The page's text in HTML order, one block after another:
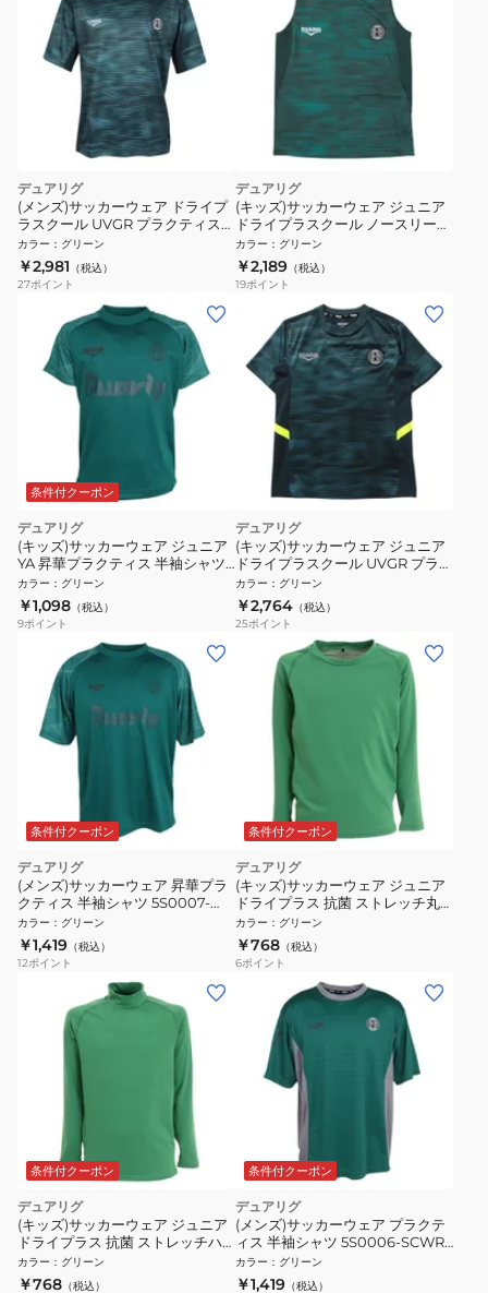
デュアリグ
(メンズ)サッカーウェア ドライプ
ラスクール UVGR プラクティスシ
ャツ 6S0006-SCWR-741SD
GRN
カラー ： グリーン
￥2,981 （税込）
27ポイント
デュアリグ
(キッズ)サッカーウェア ジュニア
ドライプラスクール ノースリーブ
シャツ 6S0015-SCWR-742SD
GRN
カラー ： グリーン
￥2,189 （税込）
19ポイント
条件付クーポン
デュアリグ
(キッズ)サッカーウェア ジュニア
YA 昇華プラクティス 半袖シャツ
5S0015-SCWR-742HD GRN
カラー ： グリーン
￥1,098 （税込）
9ポイント
デュアリグ
(キッズ)サッカーウェア ジュニア
ドライプラスクール UVGR プラク
ティスシャツ 6S0014-SCWR-
742SD GRN
カラー ： グリーン
￥2,764 （税込）
25ポイント
条件付クーポン
デュアリグ
(メンズ)サッカーウェア 昇華プラ
クティス 半袖シャツ 5S0007-
SCWR-741HD GRN
カラー ： グリーン
￥1,419 （税込）
12ポイント
条件付クーポン
デュアリグ
(キッズ)サッカーウェア ジュニア
ドライプラス 抗菌 ストレッチ丸
首シャツ 742D1ES5711 GRN 速乾
カラー ： グリーン
￥768 （税込）
6ポイント
条件付クーポン
デュアリグ
(キッズ)サッカーウェア ジュニア
ドライプラス 抗菌 ストレッチハ
イネックシャツ 742D1ES5710
GRN 速乾
カラー ： グリーン
￥768 （税込）
条件付クーポン
デュアリグ
(メンズ)サッカーウェア プラクテ
ィス 半袖シャツ 5S0006-SCWR-
741HD GRN
カラー ： グリーン
￥1,419 （税込）